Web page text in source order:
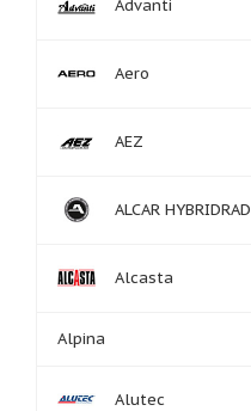
Advanti
Aero
AEZ
ALCAR HYBRIDRAD
Alcasta
Alpina
Alutec